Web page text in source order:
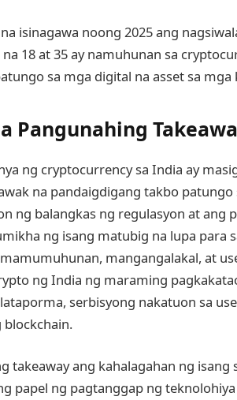
isinagawa noong 2025 ang
18 at 35 ay namuhunan sa
sa mga digital na asset sa
Pangunahing
ng cryptocurrency sa India ay
na pandaigdigang takbo
ng balangkas ng regulasyon at ang
ng isang matubig na lupa para
mangangalakal, at
ng India ng maraming
serbisyong nakatuon sa
blockchain.
takeaway ang kahalagahan ng
papel ng pagtanggap ng